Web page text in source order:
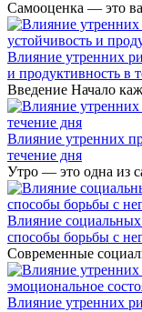
Самооценка — это
Влияние утренних
и продуктивность в
Введение Начало
Влияние утренних
течение дня
Утро — это одна из
Влияние социальных
способы борьбы с
Современные
Влияние утренних